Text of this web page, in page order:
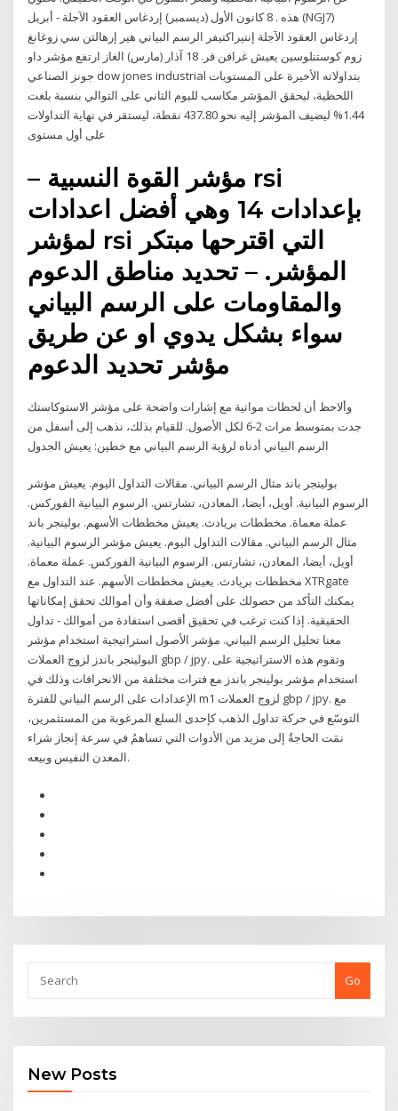
هذه . 8 كانون الأول (ديسمبر) إردغاس العقود الآجلة - أبريل (NGJ7)
إردغاس العقود الآجلة إنتيراكتيفر الرسم البياني هير إرهالتن سي زوغانغ
زوم كوستنلوسين يعيش غرافن فر. 18 آذار (مارس) الغاز ارتفع مؤشر داو
جونز الصناعي dow jones industrial بتداولاته الأخيرة على المستويات
اللحظية، ليحقق المؤشر مكاسب لليوم الثاني على التوالي بنسبة بلغت
1.44% ليضيف المؤشر إليه نحو 437.80 نقطة، ليستقر في نهاية التداولات
على أول مستوى
– مؤشر القوة النسبية rsi
بإعدادات 14 وهي أفضل اعدادات
لمؤشر rsi التي اقترحها مبتكر
المؤشر. – تحديد مناطق الدعوم
والمقاومات على الرسم البياني
سواء بشكل يدوي او عن طريق
مؤشر تحديد الدعوم
وألاحظ أن لحظات مواتية مع إشارات واضحة على مؤشر الاستوكاستك
جدت بمتوسط مرات 2-6 لكل الأصول. للقيام بذلك، نذهب إلى أسفل من
الرسم البياني أدناه لرؤية الرسم البياني مع خطين: يعيش الجدول
بولينجر باند مثال الرسم البياني. مقالات التداول اليوم. يعيش مؤشر
الرسوم البيانية. أويل، أيضا، المعادن، تشارتس. الرسوم البيانية الفوركس.
عملة معماة. مخططات بريادث. يعيش مخططات الأسهم. بولينجر باند
مثال الرسم البياني. مقالات التداول اليوم. يعيش مؤشر الرسوم البيانية.
أويل، أيضا، المعادن، تشارتس. الرسوم البيانية الفوركس. عملة معماة.
مخططات بريادث. يعيش مخططات الأسهم. عند التداول مع XTRgate
يمكنك التأكد من حصولك على أفضل صفقة وأن أموالك تحقق إمكاناتها
الحقيقية. إذا كنت ترغب في تحقيق أقصى استفادة من أموالك - تداول
معنا تحليل الرسم البياني. مؤشر الأصول استراتيجية استخدام مؤشر
البولينجر باندز لزوج العملات gbp / jpy. وتقوم هذه الاستراتيجية على
استخدام مؤشر بولينجر باندز مع فترات مختلفة من الانحرافات وذلك في
الإعدادات على الرسم البياني للفترة m1 لزوج العملات gbp / jpy. مع
التوسّع في حركة تداول الذهب كإحدى السلع المرغوبة من المستثمرين،
نمَت الحاجةُ إلى مزيد من الأدوات التي تساهمُ في سرعة إنجاز شراء
المعدن النفيس وبيعه.
Go
New Posts